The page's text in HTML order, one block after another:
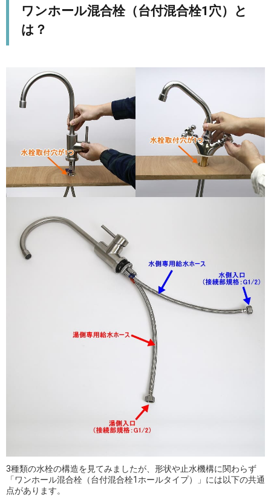
ワンホール混合栓（台付混合栓1穴）と
は？
3種類の水栓の構造を見てみましたが、形状や止水機構に関わらず
「ワンホール混合栓（台付混合栓1ホールタイプ）」には以下の共通
点があります。